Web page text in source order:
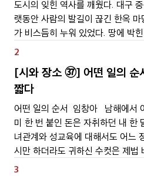
도시의 잊힌 역사를 깨웠다. 대구
랫동안 사람의 발길이 끊긴 한옥
가 비스듬히 누워 있었다. 땅에 박
대로 굳어버린 용처럼 보이는 나무
2
[시와 장소 ㊲] 어떤 일의 순
짧다
어떤 일의 순서 임창아 남해에서
미 한 번 붙인 돈은 자취하던 내 한
녀관계와 성교육에 대해서도 어느
시만 하더라도 귀하신 수컷은 제법
적극적으로 들이대면 공연히 꼬리
3